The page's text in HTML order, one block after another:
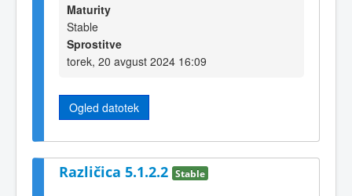
Maturity
Stable
Sprostitve
torek, 20 avgust 2024 16:09
Ogled datotek
Različica 5.1.2.2 Stable